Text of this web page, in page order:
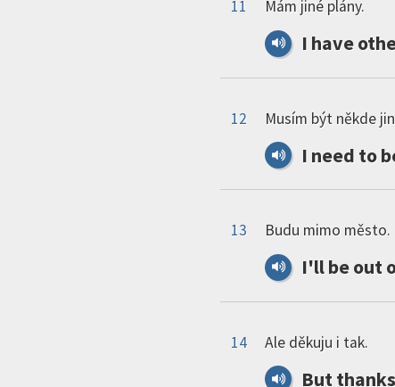
11 Mám jiné plány.
I have
12 Musím být někde
I need to
13 Budu mimo město.
I'llbeout
14 Ale děkuju i tak.
Butthanks